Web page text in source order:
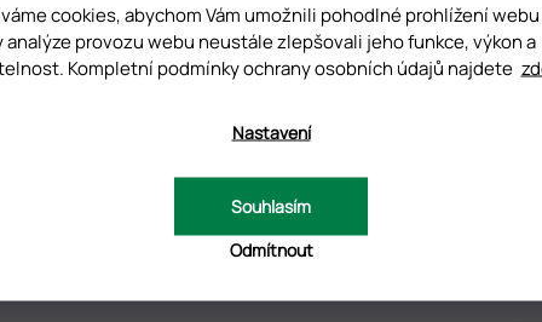
cookies, abychom Vám umožnili pohodlné prohlížení webu
analýze provozu webu neustále zlepšovali jeho funkce, výkon a
Kompletní podmínky ochrany osobních údajů najdete
Nastavení
Odmítnout
Souhlasím
DISKUZE